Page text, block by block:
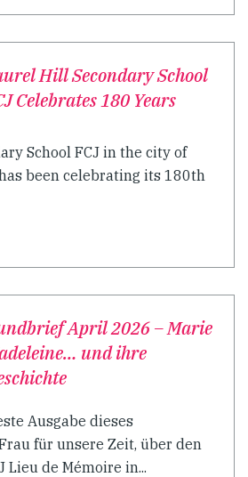
Hill Secondary School
Celebrates 180 Years
School FCJ in the city of
been celebrating its 180th
April 2026 – Marie
und ihre
Ausgabe dieses
für unsere Zeit, über den
Lieu de Mémoire in...